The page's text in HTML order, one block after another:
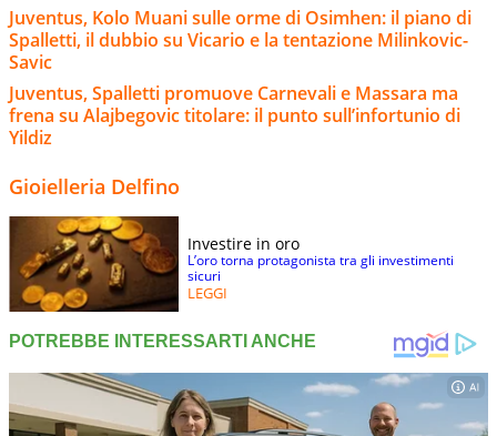
Juventus, Kolo Muani sulle orme di Osimhen: il piano di
Spalletti, il dubbio su Vicario e la tentazione Milinkovic-
Savic
Juventus, Spalletti promuove Carnevali e Massara ma
frena su Alajbegovic titolare: il punto sull’infortunio di
Yildiz
Gioielleria Delfino
Investire in oro
L’oro torna protagonista tra gli investimenti
sicuri
LEGGI